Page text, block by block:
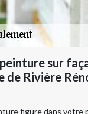
sur
de Rivière
figure dans votre